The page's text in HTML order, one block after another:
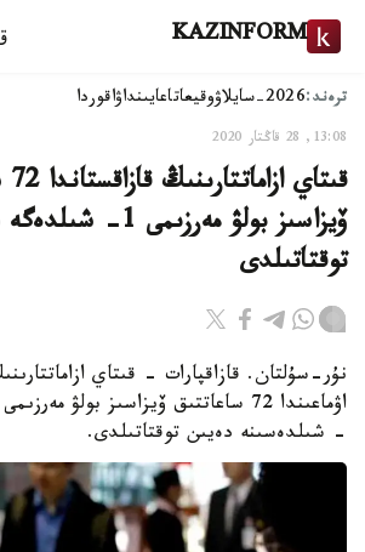
KAZINFORM
ترەند:2026-سايلاۋ وقيعاتاعايىنداۋاقوردا
13:08, 28 قاڭتار 2020
ۆيزاسىز بولۋ مەرزىمى 1-
توقتاتىلدى
نۇر-سۇلتان. قازاقپارات - قىتاي
- شىلدەسىنە دەيىن توقتاتىلدى.